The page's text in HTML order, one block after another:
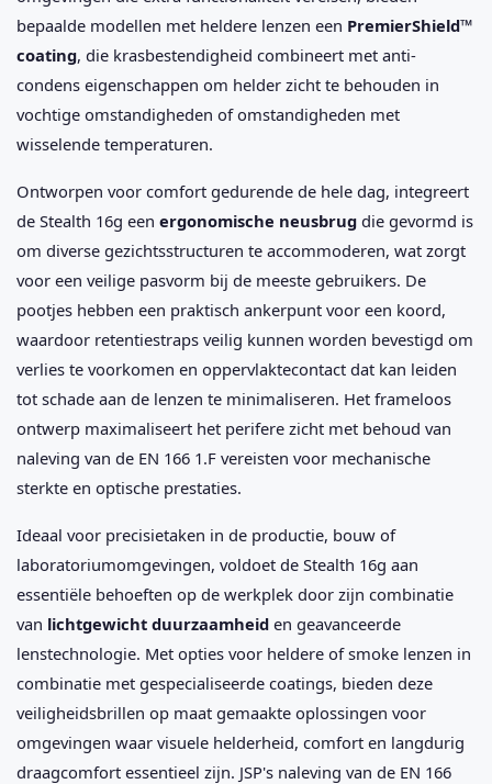
bepaalde modellen met heldere lenzen een PremierShield™
coating, die krasbestendigheid combineert met anti-
condens eigenschappen om helder zicht te behouden in
vochtige omstandigheden of omstandigheden met
wisselende temperaturen.
Ontworpen voor comfort gedurende de hele dag, integreert
de Stealth 16g een ergonomische neusbrug die gevormd is
om diverse gezichtsstructuren te accommoderen, wat zorgt
voor een veilige pasvorm bij de meeste gebruikers. De
pootjes hebben een praktisch ankerpunt voor een koord,
waardoor retentiestraps veilig kunnen worden bevestigd om
verlies te voorkomen en oppervlaktecontact dat kan leiden
tot schade aan de lenzen te minimaliseren. Het frameloos
ontwerp maximaliseert het perifere zicht met behoud van
naleving van de EN 166 1.F vereisten voor mechanische
sterkte en optische prestaties.
Ideaal voor precisietaken in de productie, bouw of
laboratoriumomgevingen, voldoet de Stealth 16g aan
essentiële behoeften op de werkplek door zijn combinatie
van lichtgewicht duurzaamheid en geavanceerde
lenstechnologie. Met opties voor heldere of smoke lenzen in
combinatie met gespecialiseerde coatings, bieden deze
veiligheidsbrillen op maat gemaakte oplossingen voor
omgevingen waar visuele helderheid, comfort en langdurig
draagcomfort essentieel zijn. JSP's naleving van de EN 166